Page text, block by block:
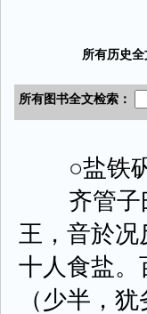
○盐铁
齐管子曰
王，音於
十人食盐。
（少半，